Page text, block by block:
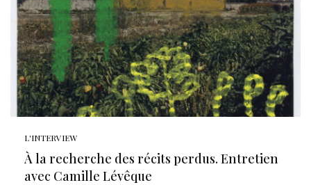
L'INTERVIEW
À la recherche des récits perdus. Entretien
avec Camille Lévêque